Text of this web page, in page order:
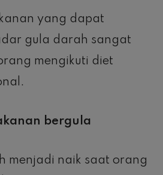
yang dapat
gula darah sangat
mengikuti diet
bergula
menjadi naik saat orang